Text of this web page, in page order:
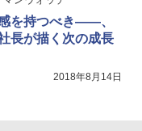
を持つべき――、
長が描く次の成長
2018年8月14日